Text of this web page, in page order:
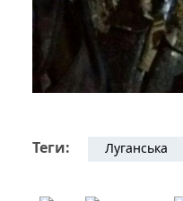
Теги: Луганська